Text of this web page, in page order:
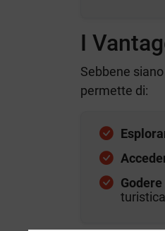
I
Sebbene
permette di: